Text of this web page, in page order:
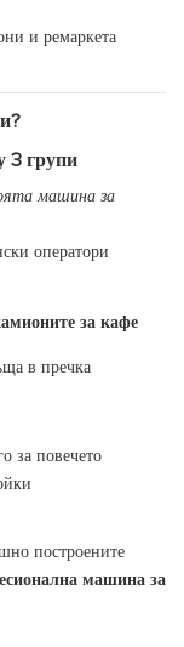
3 групи
машина за
оператори
за кафе
в пречка
за повечето
построените
машина за